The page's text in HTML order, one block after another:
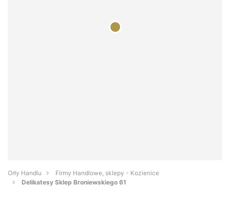
Orły Handlu
Firmy Handlowe, sklepy - Kozienice
Delikatesy Sklep Broniewskiego 61